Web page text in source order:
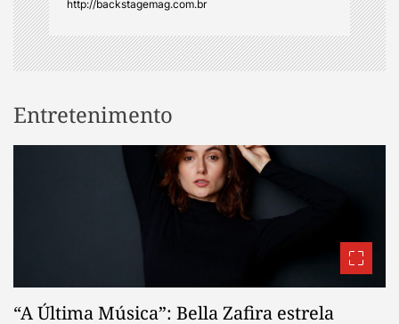
http://backstagemag.com.br
Entretenimento
“A Última Música”: Bella Zafira estrela